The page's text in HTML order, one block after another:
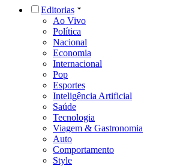
Editorias
Ao Vivo
Política
Nacional
Economia
Internacional
Pop
Esportes
Inteligência Artificial
Saúde
Tecnologia
Viagem & Gastronomia
Auto
Comportamento
Style